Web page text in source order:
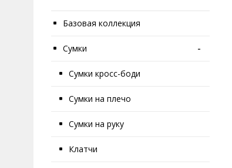
Базовая коллекция
Сумки -
Сумки кросс-боди
Сумки на плечо
Сумки на руку
Клатчи